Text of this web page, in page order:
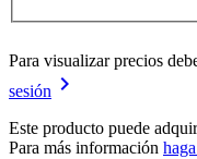
Para visualizar precios
sesión keyboard_arrow_right
Este producto puede
Para más información